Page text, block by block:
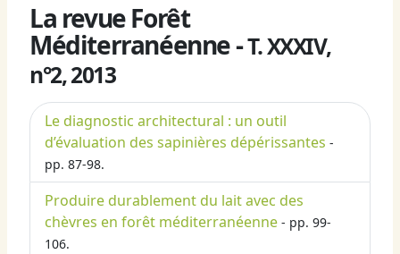
La revue Forêt
Méditerranéenne -T. XXXIV,
n°2, 2013
Le diagnostic architectural : un outil
d’évaluation des sapinières dépérissantes -
pp. 87-98.
Produire durablement du lait avec des
chèvres en forêt méditerranéenne - pp. 99-
106.